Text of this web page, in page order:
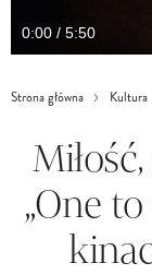
0:00 / 5:50
Strona główna Kultura
„One